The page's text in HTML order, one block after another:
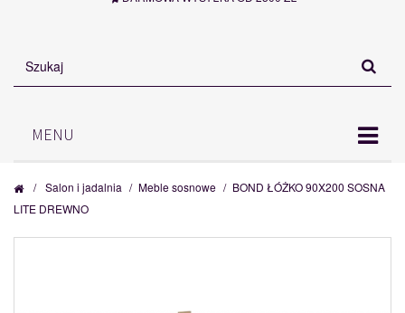
MENU
/ Salon i jadalnia / Meble sosnowe / BOND ŁÓŻKO 90X200 SOSNA
LITE DREWNO